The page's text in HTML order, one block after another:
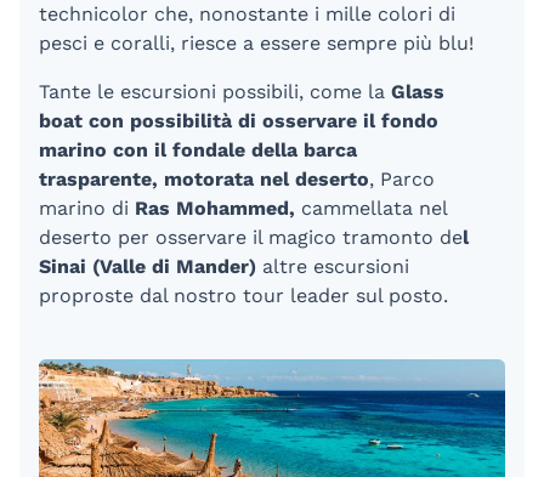
technicolor che, nonostante i mille colori di
pesci e coralli, riesce a essere sempre più blu!
Tante le escursioni possibili, come la Glass
boat con possibilità di osservare il fondo
marino con il fondale della barca
trasparente, motorata nel deserto, Parco
marino di Ras Mohammed, cammellata nel
deserto per osservare il magico tramonto del
Sinai (Valle di Mander) altre escursioni
proproste dal nostro tour leader sul posto.